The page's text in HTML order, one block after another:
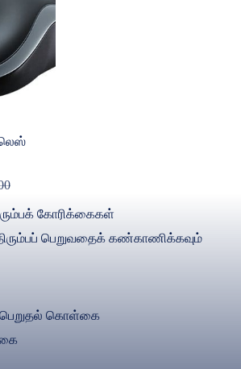
கோரிக்கைகள்
பெறுவதைக் கண்காணிக்கவும்
கொள்கை